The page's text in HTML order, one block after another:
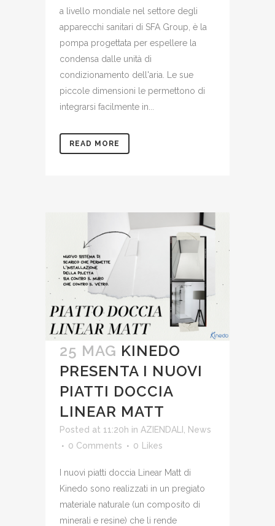
a livello mondiale nel settore degli
apparecchi sanitari di SFA Group, è la
pompa progettata per espellere la
condensa dalle unità di
condizionamento dell'aria. Le sue
piccole dimensioni le permettono di
integrarsi facilmente in...
READ MORE
25 MAG KINEDO
PRESENTA I NUOVI
PIATTI DOCCIA
LINEAR MATT
Posted at 11:20h in AZIENDALI News
0 Comments
0 Likes
I nuovi piatti doccia Linear Matt di
Kinedo sono realizzati in un pregiato
materiale naturale (un composito di
minerali e resine) che li rende